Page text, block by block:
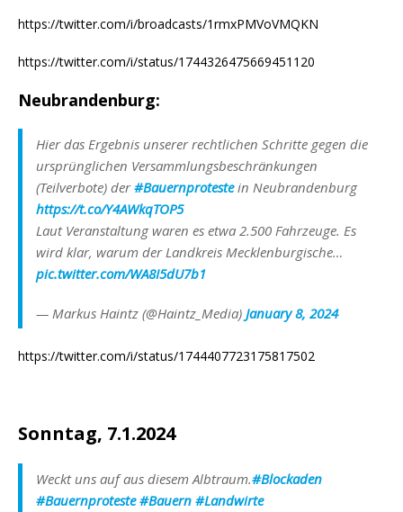
https://twitter.com/i/broadcasts/1rmxPMVoVMQKN
https://twitter.com/i/status/1744326475669451120
Neubrandenburg:
Hier das Ergebnis unserer rechtlichen Schritte gegen die
ursprünglichen Versammlungsbeschränkungen
(Teilverbote) der#Bauernprotestein Neubrandenburg
https://t.co/Y4AWkqTOP5
Laut Veranstaltung waren es etwa 2.500 Fahrzeuge. Es
wird klar, warum der Landkreis Mecklenburgische…
pic.twitter.com/WA8I5dU7b1
— Markus Haintz (@Haintz_Media) January 8, 2024
https://twitter.com/i/status/1744407723175817502
Sonntag, 7.1.2024
Weckt uns auf aus diesem Albtraum.#Blockaden
#Bauernproteste #Bauern #Landwirte